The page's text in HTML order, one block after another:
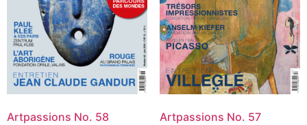
Artpassions No. 58 Artpassions No. 57